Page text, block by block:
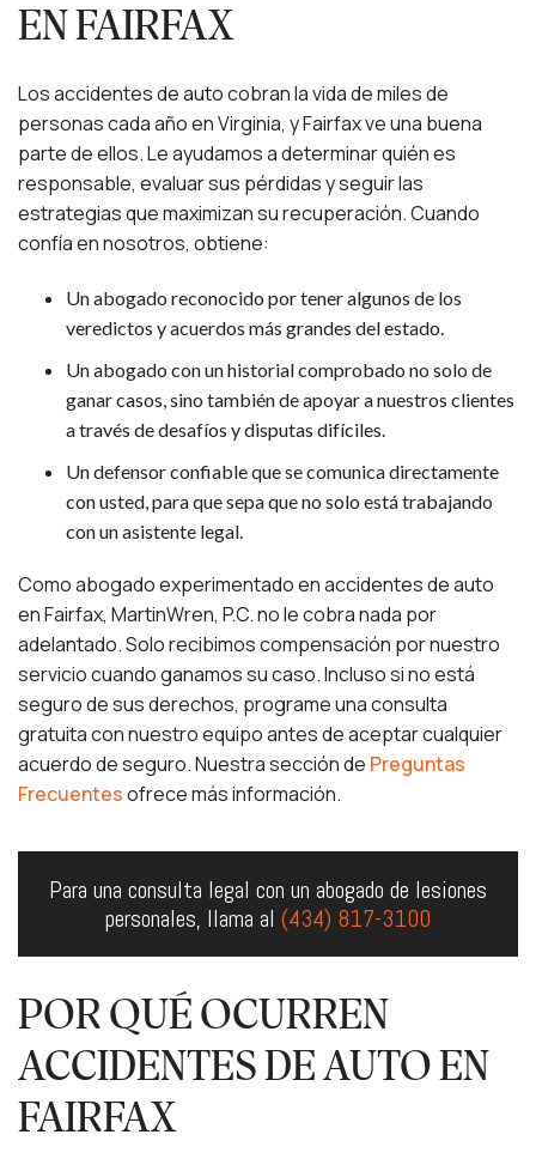
EN FAIRFAX
Los accidentes de auto cobran la vida de miles de
personas cada año en Virginia, y Fairfax ve una buena
parte de ellos. Le ayudamos a determinar quién es
responsable, evaluar sus pérdidas y seguir las
estrategias que maximizan su recuperación. Cuando
confía en nosotros, obtiene:
Un abogado reconocido por tener algunos de los
veredictos y acuerdos más grandes del estado.
Un abogado con un historial comprobado no solo de
ganar casos, sino también de apoyar a nuestros clientes
a través de desafíos y disputas difíciles.
Un defensor confiable que se comunica directamente
con usted, para que sepa que no solo está trabajando
con un asistente legal.
Como abogado experimentado en accidentes de auto
en Fairfax, MartinWren, P.C. no le cobra nada por
adelantado. Solo recibimos compensación por nuestro
servicio cuando ganamos su caso. Incluso si no está
seguro de sus derechos, programe una consulta
gratuita con nuestro equipo antes de aceptar cualquier
acuerdo de seguro. Nuestra sección de Preguntas
Frecuentesofrece más información.
Para una consulta legal con un abogado de lesiones
personales, llama al (434) 817-3100
POR QUÉ OCURREN
ACCIDENTES DE AUTO EN
FAIRFAX